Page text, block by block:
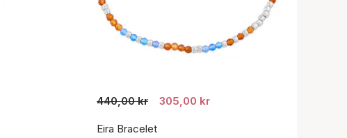
440,00 kr 305,00 kr
Eira Bracelet